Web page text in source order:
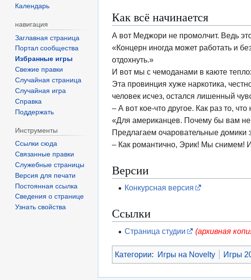
Как всё начинается
А вот Меджори не промолчит. Ведь
«Концерн иногда может работать и
отдохнуть.»
И вот мы с чемоданами в каюте
Эта провинция хуже наркотика,
человек исчез, остался лишенный
– А вот кое-что другое. Как раз то,
«Для американцев. Почему бы вам
Предлагаем очаровательные домики
– Как романтично, Эрик! Мы снимем!
Версии
Конкурсная версия
Ссылки
Страница студии (архивная
Категории: Игры на Novelty Игры
Календарь
навигация
Заглавная страница
Портал сообщества
Избранные игры
Свежие правки
Случайная страница
Случайная игра
Справка
Поддержать
Инструменты
Ссылки сюда
Связанные правки
Служебные страницы
Версия для печати
Постоянная ссылка
Сведения о странице
Узнать свойства